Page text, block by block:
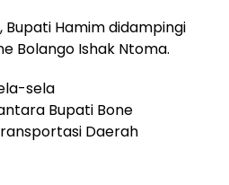
Hamim didampingi
Bolango Ishak Ntoma.
sela
Bupati Bone
Daerah